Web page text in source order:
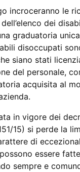
incroceranno le
dei
graduatoria
disoccupati
siano stati
del personale,
acquisita al
in vigore dei
15) si perde la
di
essere
sempre e